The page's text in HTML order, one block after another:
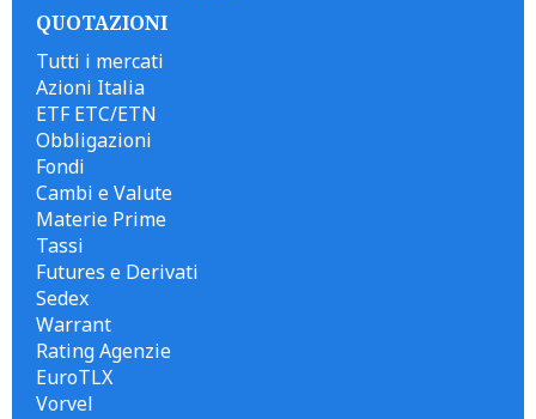
QUOTAZIONI
Tutti i mercati
Azioni Italia
ETF ETC/ETN
Obbligazioni
Fondi
Cambi e Valute
Materie Prime
Tassi
Futures e Derivati
Sedex
Warrant
Rating Agenzie
EuroTLX
Vorvel